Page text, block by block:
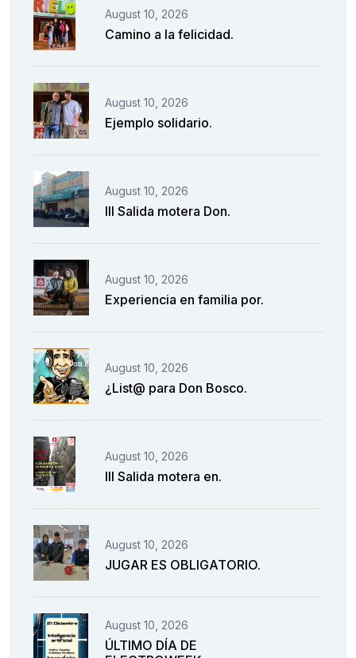
August 10, 2026
Camino a la felicidad.
August 10, 2026
Ejemplo solidario.
August 10, 2026
III Salida motera Don.
August 10, 2026
Experiencia en familia por.
August 10, 2026
¿List@ para Don Bosco.
August 10, 2026
III Salida motera en.
August 10, 2026
JUGAR ES OBLIGATORIO.
August 10, 2026
ÚLTIMO DÍA DE